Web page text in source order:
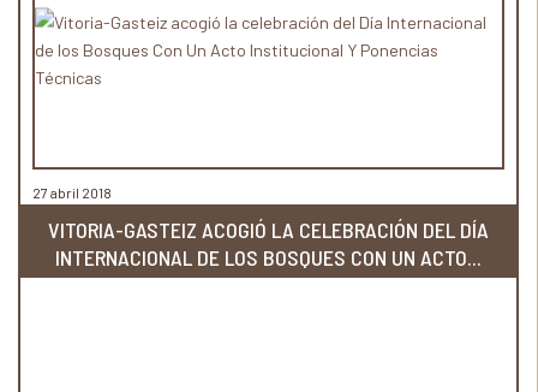
27 abril 2018
VITORIA-GASTEIZ ACOGIÓ LA CELEBRACIÓN DEL DÍA
INTERNACIONAL DE LOS BOSQUES CON UN ACTO...